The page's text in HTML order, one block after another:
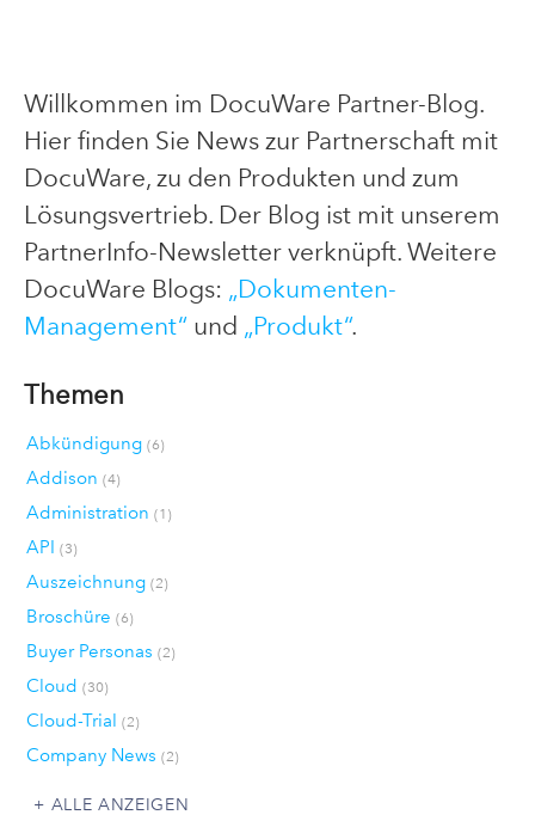
Willkommen im DocuWare Partner-Blog.
Hier finden Sie News zur Partnerschaft mit
DocuWare, zu den Produkten und zum
Lösungsvertrieb. Der Blog ist mit unserem
PartnerInfo-Newsletter verknüpft. Weitere
DocuWare Blogs: „Dokumenten-
Management“ und „Produkt“.
Themen
Abkündigung (6)
Addison (4)
Administration (1)
API (3)
Auszeichnung (2)
Broschüre (6)
Buyer Personas (2)
Cloud (30)
Cloud-Trial (2)
Company News (2)
ALLE ANZEIGEN